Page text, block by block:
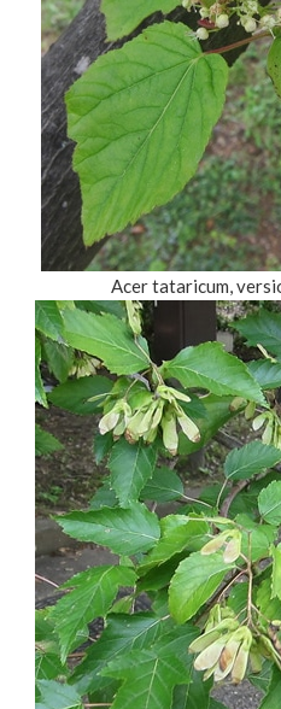
Acer tataricum,